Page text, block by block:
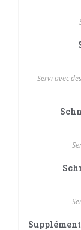
Servi avec